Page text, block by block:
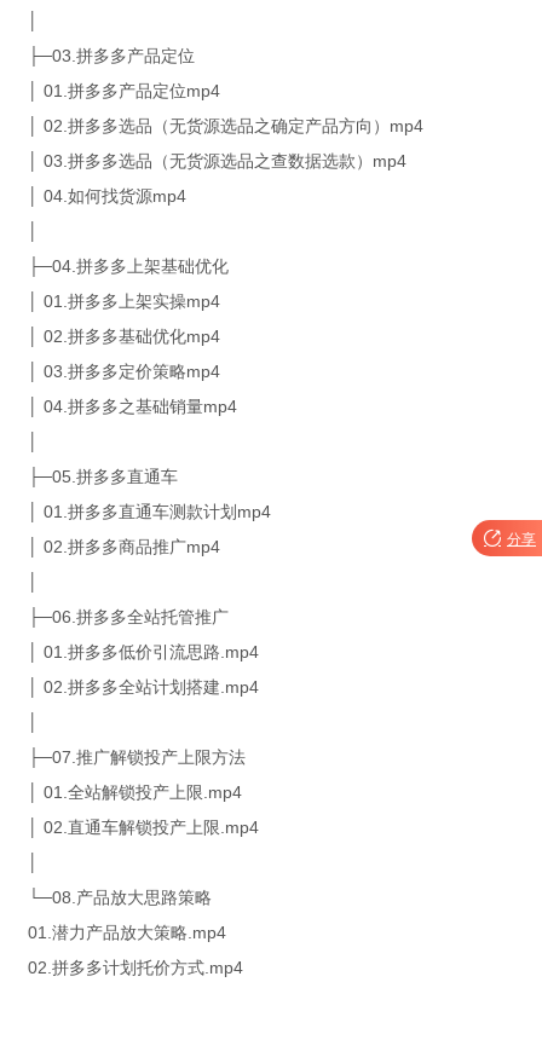
├─03.拼多多产品定位
│ 01.拼多多产品定位mp4
│ 02.拼多多选品（无货源选品之确定产品方向）mp4
│ 03.拼多多选品（无货源选品之查数据选款）mp4
│ 04.如何找货源mp4
├─04.拼多多上架基础优化
│ 01.拼多多上架实操mp4
│ 02.拼多多基础优化mp4
│ 03.拼多多定价策略mp4
│ 04.拼多多之基础销量mp4
├─05.拼多多直通车
│ 01.拼多多直通车测款计划mp4
│ 02.拼多多商品推广mp4
├─06.拼多多全站托管推广
│ 01.拼多多低价引流思路.mp4
│ 02.拼多多全站计划搭建.mp4
├─07.推广解锁投产上限方法
│ 01.全站解锁投产上限.mp4
│ 02.直通车解锁投产上限.mp4
└─08.产品放大思路策略
01.潜力产品放大策略.mp4
02.拼多多计划托价方式.mp4
 分享